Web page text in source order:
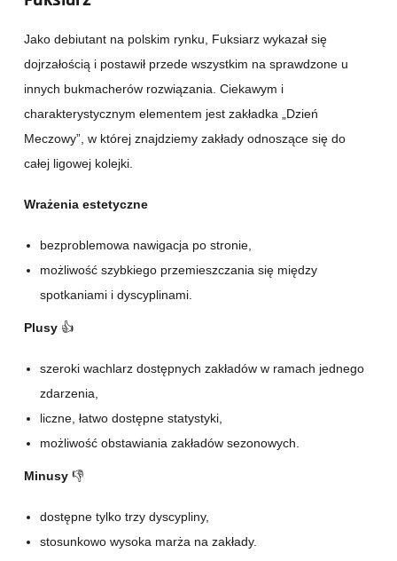
Jako debiutant na polskim rynku, Fuksiarz wykazał się
dojrzałością i postawił przede wszystkim na sprawdzone u
innych bukmacherów rozwiązania. Ciekawym i
charakterystycznym elementem jest zakładka „Dzień
Meczowy”, w której znajdziemy zakłady odnoszące się do
całej ligowej kolejki.
Wrażenia estetyczne
bezproblemowa nawigacja po stronie,
możliwość szybkiego przemieszczania się między
spotkaniami i dyscyplinami.
Plusy 👍
szeroki wachlarz dostępnych zakładów w ramach jednego
zdarzenia,
liczne, łatwo dostępne statystyki,
możliwość obstawiania zakładów sezonowych.
Minusy 👎
dostępne tylko trzy dyscypliny,
stosunkowo wysoka marża na zakłady.